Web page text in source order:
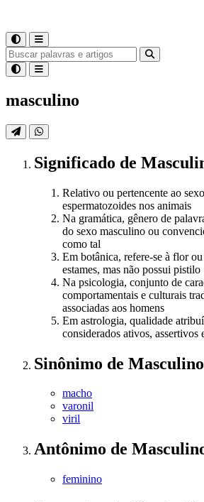
masculino
Significado de
Relativo ou pertencente ao
espermatozoides nos animais
Na gramática, gênero de
do sexo masculino ou
como tal
Em botânica, refere-se à flor
estames, mas não possui pistilo
Na psicologia, conjunto de
comportamentais e culturais
associadas aos homens
Em astrologia, qualidade
considerados ativos, assertivos
Sinônimo de Masculino
macho
varonil
viril
Antônimo de
feminino